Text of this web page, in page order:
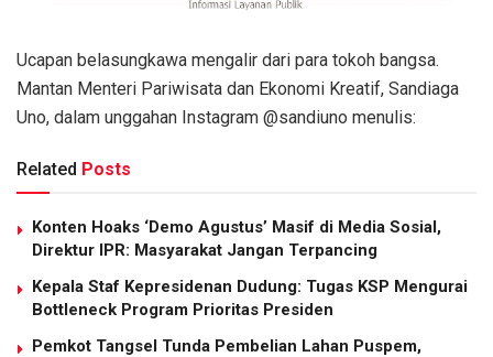
Ucapan belasungkawa mengalir dari para tokoh bangsa.
Mantan Menteri Pariwisata dan Ekonomi Kreatif, Sandiaga
Uno, dalam unggahan Instagram @sandiuno menulis:
Related Posts
Konten Hoaks ‘Demo Agustus’ Masif di Media Sosial,
Direktur IPR: Masyarakat Jangan Terpancing
Kepala Staf Kepresidenan Dudung: Tugas KSP Mengurai
Bottleneck Program Prioritas Presiden
Pemkot Tangsel Tunda Pembelian Lahan Puspem,